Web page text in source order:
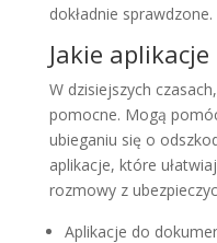
dokładnie sprawdzone.
Jakie
W dzisiejszych
pomocne. Mogą
ubieganiu się o
aplikacje, które
rozmowy z
Aplikacje do